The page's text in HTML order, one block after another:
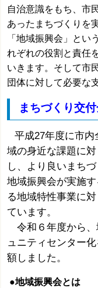
自治意識をもち、市
あったまちづくりを
「地域振興会」とい
れぞれの役割と責任
いきます。そして市
団体に対して必要な
まちづくり交
平成27年度に市
域の身近な課題に
し、より良いまち
地域振興会が実施
る地域特性事業に
ています。
令和６年度から、
ュニティセンター
額しました。
●地域振興会とは